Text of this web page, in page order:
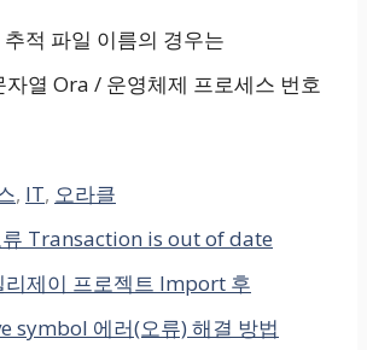
적 파일 이름의 경우는
자열 Ora / 운영체제 프로세스 번호
, IT, 오라클
류 Transaction is out of date
제이 프로젝트 Import 후
symbol 에러(오류) 해결 방법